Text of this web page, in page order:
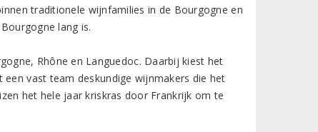
traditionele wijnfamilies in de Bourgogne en
lang is.
Rhône en Languedoc. Daarbij kiest het
vast team deskundige wijnmakers die het
het hele jaar kriskras door Frankrijk om te